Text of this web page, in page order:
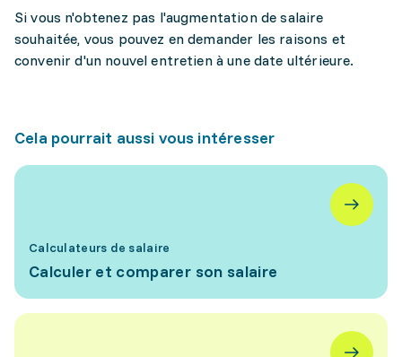
Si vous n'obtenez pas l'augmentation de salaire
souhaitée, vous pouvez en demander les raisons et
convenir d'un nouvel entretien à une date ultérieure.
Cela pourrait aussi vous intéresser
Calculateurs de salaire
Calculer et comparer son salaire